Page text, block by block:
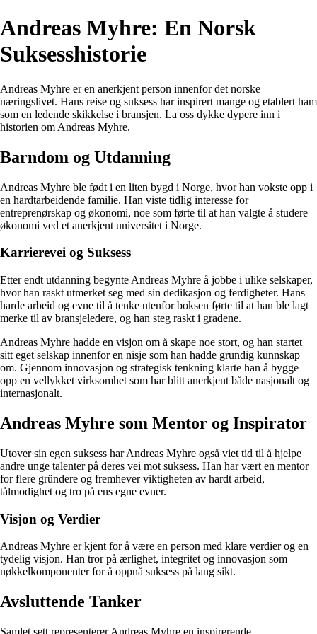
Andreas Myhre: En Norsk
Suksesshistorie
Andreas Myhre er en anerkjent person innenfor det norske
næringslivet. Hans reise og suksess har inspirert mange og etablert ham
som en ledende skikkelse i bransjen. La oss dykke dypere inn i
historien om Andreas Myhre.
Barndom og Utdanning
Andreas Myhre ble født i en liten bygd i Norge, hvor han vokste opp i
en hardtarbeidende familie. Han viste tidlig interesse for
entreprenørskap og økonomi, noe som førte til at han valgte å studere
økonomi ved et anerkjent universitet i Norge.
Karrierevei og Suksess
Etter endt utdanning begynte Andreas Myhre å jobbe i ulike selskaper,
hvor han raskt utmerket seg med sin dedikasjon og ferdigheter. Hans
harde arbeid og evne til å tenke utenfor boksen førte til at han ble lagt
merke til av bransjeledere, og han steg raskt i gradene.
Andreas Myhre hadde en visjon om å skape noe stort, og han startet
sitt eget selskap innenfor en nisje som han hadde grundig kunnskap
om. Gjennom innovasjon og strategisk tenkning klarte han å bygge
opp en vellykket virksomhet som har blitt anerkjent både nasjonalt og
internasjonalt.
Andreas Myhre som Mentor og Inspirator
Utover sin egen suksess har Andreas Myhre også viet tid til å hjelpe
andre unge talenter på deres vei mot suksess. Han har vært en mentor
for flere gründere og fremhever viktigheten av hardt arbeid,
tålmodighet og tro på ens egne evner.
Visjon og Verdier
Andreas Myhre er kjent for å være en person med klare verdier og en
tydelig visjon. Han tror på ærlighet, integritet og innovasjon som
nøkkelkomponenter for å oppnå suksess på lang sikt.
Avsluttende Tanker